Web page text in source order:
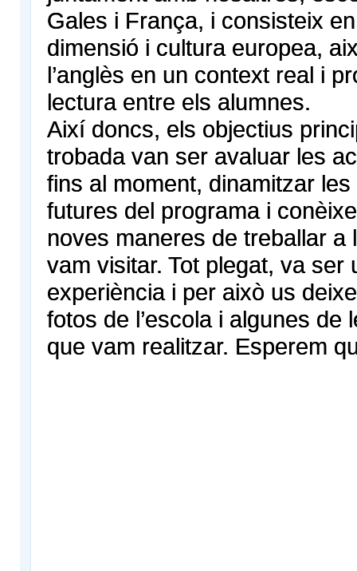
Gales i França, i consisteix
dimensió i cultura europea,
l’anglès en un context real i
lectura entre els alumnes.
Així doncs, els objectius
trobada van ser avaluar les
fins al moment, dinamitzar
futures del programa i
noves maneres de treballar a
vam visitar. Tot plegat, va ser
experiència i per això us
fotos de l’escola i algunes de
que vam realitzar. Esperem